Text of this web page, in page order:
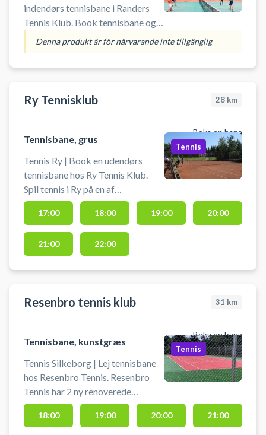
indendørs tennisbane i Randers
Tennis Klub. Book tennisbane og
spil tennis i Randers på en
indendørs tennisbane i
tennishallen ved Randers Tennis &
medbringe ketcher og bolde.
Denna produkt är för närvarande inte tillgänglig
Ry Tennisklub 28 km
Boka en bana
Tennisbane, grus
Tennis Ry | Book en udendørs
tennisbane hos Ry Tennis Klub.
Spil tennis i Ry på en af
tennisklubbens grusbaner.
Tennisbaner i Ry er beliggende på
Thorsvej 32B, 8680 Ry - ved Ry
Tennis.
Tennis
17:00 18:00 19:00 20:00
21:00 22:00
Resenbro tennis klub 31 km
Boka en bana
Tennisbane, kunstgræs
Tennis Silkeborg | Lej tennisbane
hos Resenbro Tennis. Resenbro
Tennis har 2 ny renoverede
kunstgræs baner. Book
tennisbane og spil tennis ved
Tennis
18:00 19:00 20:00 21:00